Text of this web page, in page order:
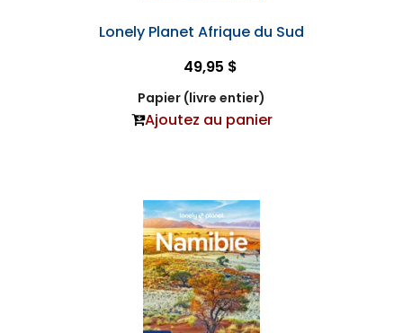
Lonely Planet Afrique du Sud
49,95 $
Papier (livre entier)
Ajoutez au panier